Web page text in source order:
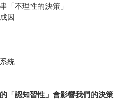
「不理性的決策」
因
統
「認知習性」會影響我們的決策